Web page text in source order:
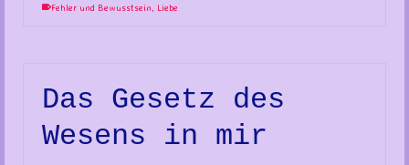
Fehler und Bewusstsein Liebe
Das Gesetz des
Wesens in mir